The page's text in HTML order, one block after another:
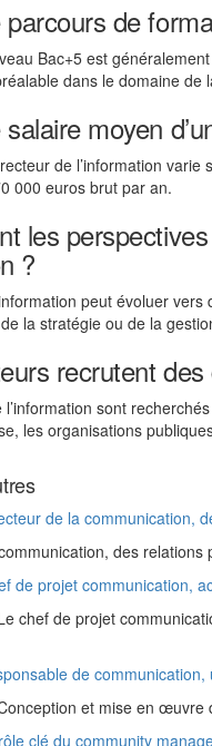
de
Bac+5 est
dans le domaine de
moyen
de l’information
000 euros brut par an.
les
?
peut évoluer
la stratégie ou de la
recrutent
l’information sont
les organisations
de la communication,
des
de projet communication,
chef de projet
de
et mise en
clé du community